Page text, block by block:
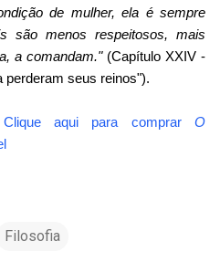
de mulher, ela é sempre
são menos respeitosos, mais
a comandam."(Capítulo XXIV -
perderam seus reinos").
Clique aqui para comprar O
Filosofia